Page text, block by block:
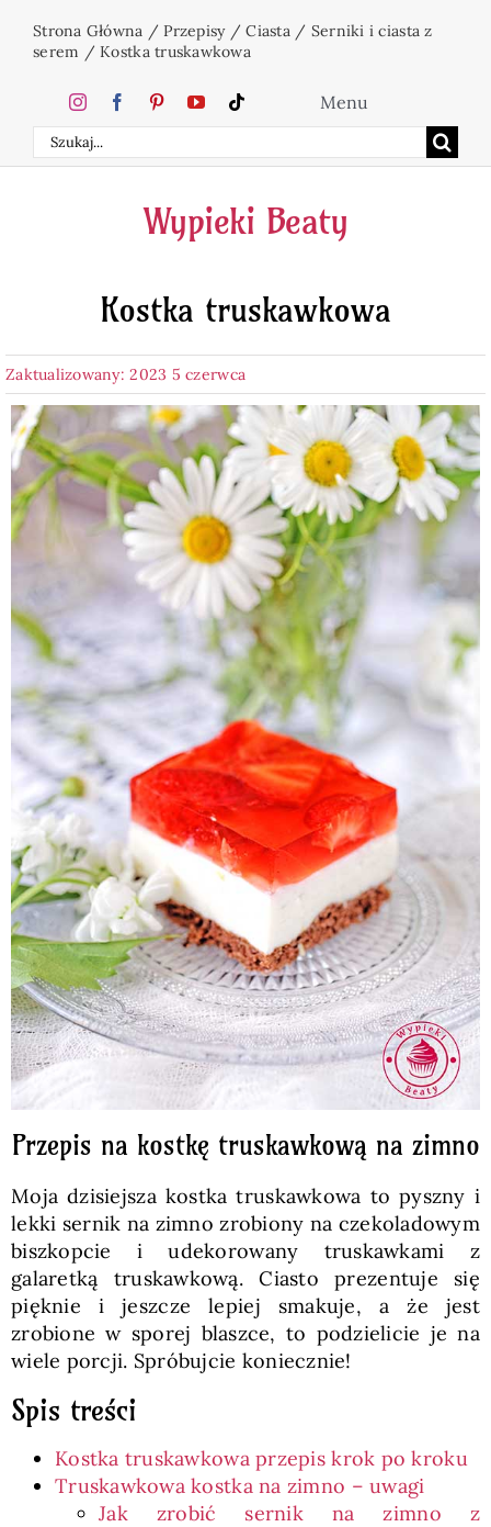
zawartości
Strona Główna /Przepisy/Ciasta/ Serniki i ciasta z
serem /Kostka truskawkowa
Szukaj
Menu
Home
Ciasta
Desery
Napoje
Pieczywo
Przetwory
Posiłki
Zdrowo i fit
Kuchnie świata
SKLEP
Polski
Wypieki Beaty
Kostka truskawkowa
Zaktualizowany: 2023 5 czerwca
Przepis na kostkę truskawkową na zimno
Moja dzisiejsza kostka truskawkowa to pyszny i
lekki sernik na zimno zrobiony na czekoladowym
biszkopcie i udekorowany truskawkami z
galaretką truskawkową. Ciasto prezentuje się
pięknie i jeszcze lepiej smakuje, a że jest
zrobione w sporej blaszce, to podzielicie je na
wiele porcji. Spróbujcie koniecznie!
Spis treści
Kostka truskawkowa przepis krok po kroku
Truskawkowa kostka na zimno – uwagi
Jak zrobić sernik na zimno z